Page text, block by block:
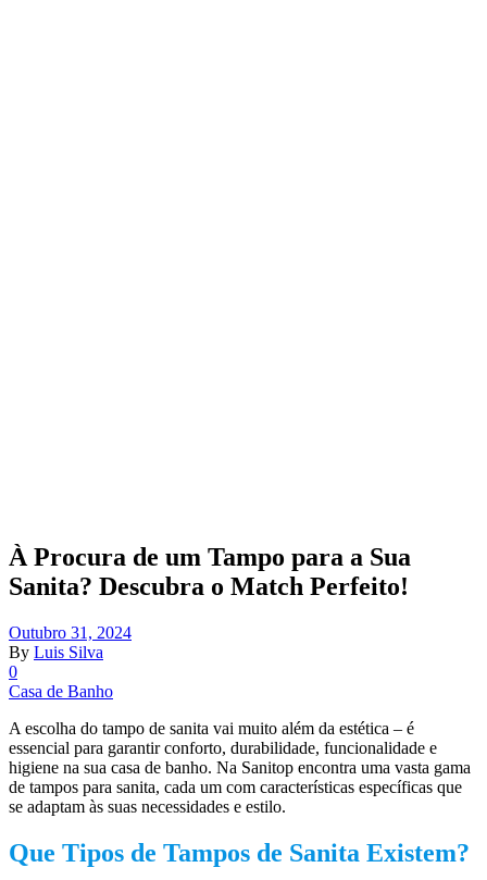
À Procura de um Tampo para a Sua
Sanita? Descubra o Match Perfeito!
Outubro 31, 2024
By Luis Silva
0
Casa de Banho
A escolha do tampo de sanita vai muito além da estética – é
essencial para garantir conforto, durabilidade, funcionalidade e
higiene na sua casa de banho. Na Sanitop encontra uma vasta gama
de tampos para sanita, cada um com características específicas que
se adaptam às suas necessidades e estilo.
Que Tipos de Tampos de Sanita Existem?